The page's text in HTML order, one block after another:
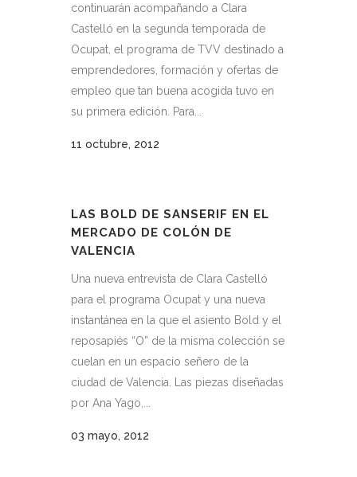
continuarán acompañando a Clara
Castelló en la segunda temporada de
Ocupat, el programa de TVV destinado a
emprendedores, formación y ofertas de
empleo que tan buena acogida tuvo en
su primera edición. Para...
11 octubre, 2012
LAS BOLD DE SANSERIF EN EL
MERCADO DE COLÓN DE
VALENCIA
Una nueva entrevista de Clara Castelló
para el programa Ocupat y una nueva
instantánea en la que el asiento Bold y el
reposapiés “O” de la misma colección se
cuelan en un espacio señero de la
ciudad de Valencia. Las piezas diseñadas
por Ana Yago,...
03 mayo, 2012